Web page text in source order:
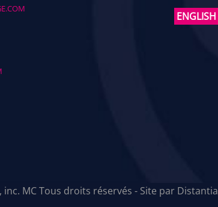
ENGLISH
MC Tous droits réservés - Site par Distantia